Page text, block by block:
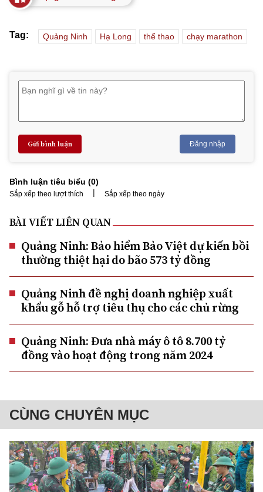
Tag: Quảng Ninh Hạ Long thể thao chạy marathon
Gửi bình luận Đăng nhập
Bình luận tiêu biểu (0)
Sắp xếp theo lượt thích | Sắp xếp theo ngày
BÀI VIẾT LIÊN QUAN
Quảng Ninh: Bảo hiểm Bảo Việt dự kiến bồi
thường thiệt hại do bão 573 tỷ đồng
Quảng Ninh đề nghị doanh nghiệp xuất
khẩu gỗ hỗ trợ tiêu thụ cho các chủ rừng
Quảng Ninh: Đưa nhà máy ô tô 8.700 tỷ
đồng vào hoạt động trong năm 2024
CÙNG CHUYÊN MỤC